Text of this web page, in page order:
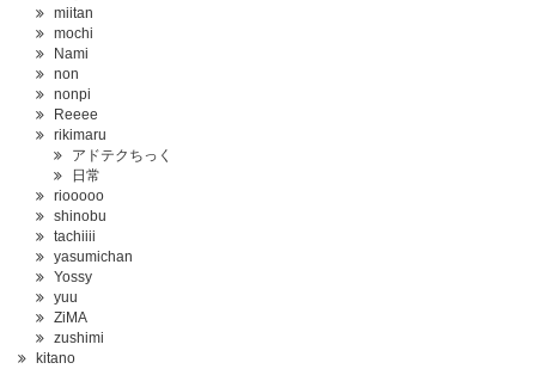
miitan
mochi
Nami
non
nonpi
Reeee
rikimaru
アドテクちっく
日常
riooooo
shinobu
tachiiii
yasumichan
Yossy
yuu
ZiMA
zushimi
kitano